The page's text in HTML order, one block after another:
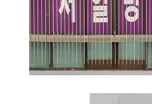
2021.11.18
윤영준